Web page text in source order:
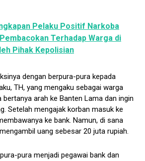
Pelaku Positif Narkoba
Terhadap Warga di
Pihak Kepolisian
dengan berpura-pura kepada
TH, yang mengaku sebagai warga
bertanya arah ke Banten Lama dan ingin
Setelah mengajak korban masuk ke
ke bank. Namun, di sana
uang sebesar 20 juta rupiah.
pura menjadi pegawai bank dan